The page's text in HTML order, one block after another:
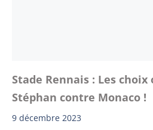
Stade Rennais : Les
Stéphan contre Monaco !
9 décembre 2023